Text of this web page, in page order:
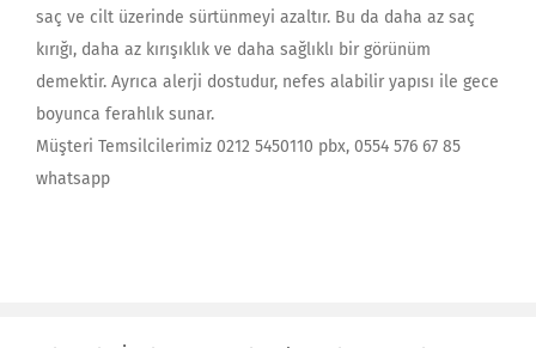
saç ve cilt üzerinde sürtünmeyi azaltır. Bu da daha az saç
kırığı, daha az kırışıklık ve daha sağlıklı bir görünüm
demektir. Ayrıca alerji dostudur, nefes alabilir yapısı ile gece
boyunca ferahlık sunar.
Müşteri Temsilcilerimiz 0212 5450110 pbx, 0554 576 67 85
whatsapp